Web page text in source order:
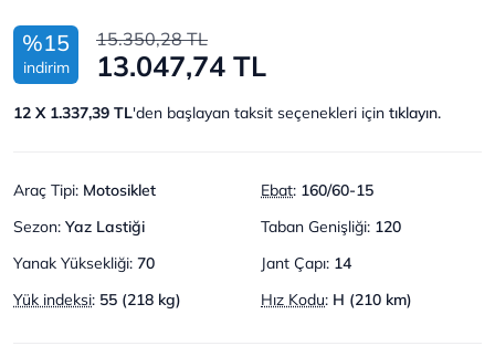
%15
indirim
15.350,28 TL
13.047,74 TL
12 X 1.337,39 TL'den başlayan taksit seçenekleri için tıklayın.
Araç Tipi: Motosiklet Ebat: 160/60-15
Sezon: Yaz Lastiği Taban Genişliği: 120
Yanak Yüksekliği: 70 Jant Çapı: 14
Yük indeksi: 55 (218 kg) Hız Kodu: H (210 km)